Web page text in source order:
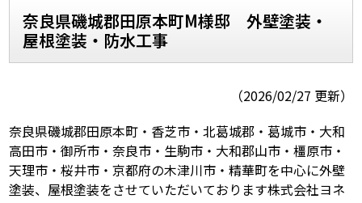
Home
雨漏りについて 雨漏りの施工実績
奈良県磯城郡田原本町M様邸 外壁塗装・
屋根塗装・防水工事
（2026/02/27 更新）
奈良県磯城郡田原本町・香芝市・北葛城郡・葛城市・大和
高田市・御所市・奈良市・生駒市・大和郡山市・橿原市・
天理市・桜井市・京都府の木津川市・精華町を中心に外壁
塗装、屋根塗装をさせていただいております株式会社ヨネ